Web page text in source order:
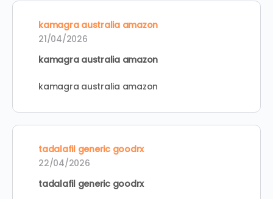
kamagra australia amazon
21/04/2026
kamagra australia amazon
kamagra australia amazon
tadalafil generic goodrx
22/04/2026
tadalafil generic goodrx